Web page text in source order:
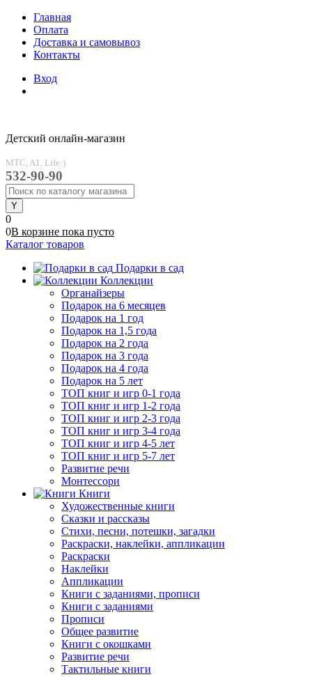
Главная
Оплата
Доставка и самовывоз
Контакты
Вход
Детский онлайн-магазин
MTC, A1, Life:)
532-90-90
0
0В корзине пока пусто
Каталог товаров
Подарки в сад
Коллекции
Органайзеры
Подарок на 6 месяцев
Подарок на 1 год
Подарок на 1,5 года
Подарок на 2 года
Подарок на 3 года
Подарок на 4 года
Подарок на 5 лет
ТОП книг и игр 0-1 года
ТОП книг и игр 1-2 года
ТОП книг и игр 2-3 года
ТОП книг и игр 3-4 года
ТОП книг и игр 4-5 лет
ТОП книг и игр 5-7 лет
Развитие речи
Монтессори
Книги
Художественные книги
Сказки и рассказы
Стихи, песни, потешки, загадки
Раскраски, наклейки, аппликации
Раскраски
Наклейки
Аппликации
Книги с заданиями, прописи
Книги с заданиями
Прописи
Общее развитие
Книги с окошками
Развитие речи
Тактильные книги